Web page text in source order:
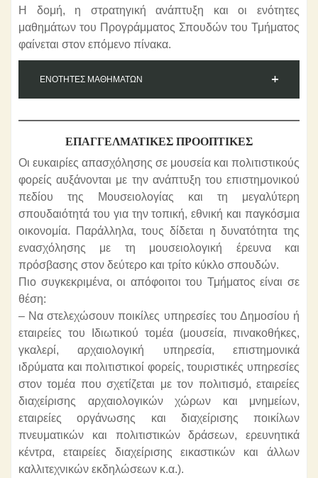
Η δομή, η στρατηγική ανάπτυξη και οι ενότητες
μαθημάτων του Προγράμματος Σπουδών του Τμήματος
φαίνεται στον επόμενο πίνακα.
ΕΝΟΤΗΤΕΣ ΜΑΘΗΜΑΤΩΝ
ΕΠΑΓΓΕΛΜΑΤΙΚΈΣ ΠΡΟΟΠΤΙΚΈΣ
Οι ευκαιρίες απασχόλησης σε μουσεία και πολιτιστικούς
φορείς αυξάνονται με την ανάπτυξη του επιστημονικού
πεδίου της Μουσειολογίας και τη μεγαλύτερη
σπουδαιότητά του για την τοπική, εθνική και παγκόσμια
οικονομία. Παράλληλα, τους δίδεται η δυνατότητα της
ενασχόλησης με τη μουσειολογική έρευνα και
πρόσβασης στον δεύτερο και τρίτο κύκλο σπουδών.
Πιο συγκεκριμένα, οι απόφοιτοι του Τμήματος είναι σε
θέση:
– Να στελεχώσουν ποικίλες υπηρεσίες του Δημοσίου ή
εταιρείες του Ιδιωτικού τομέα (μουσεία, πινακοθήκες,
γκαλερί, αρχαιολογική υπηρεσία, επιστημονικά
ιδρύματα και πολιτιστικοί φορείς, τουριστικές υπηρεσίες
στον τομέα που σχετίζεται με τον πολιτισμό, εταιρείες
διαχείρισης αρχαιολογικών χώρων και μνημείων,
εταιρείες οργάνωσης και διαχείρισης ποικίλων
πνευματικών και πολιτιστικών δράσεων, ερευνητικά
κέντρα, εταιρείες διαχείρισης εικαστικών και άλλων
καλλιτεχνικών εκδηλώσεων κ.α.).